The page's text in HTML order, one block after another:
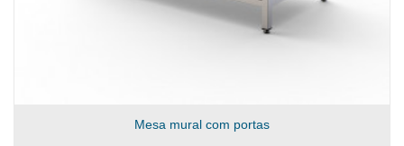
Mesa mural com portas